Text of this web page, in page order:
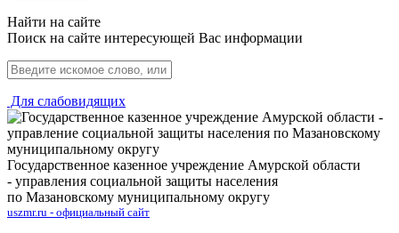
Найти на сайте
Поиск на сайте интересующей Вас информации
Для слабовидящих
Государственное казенное учреждение Амурской области
- управления социальной защиты населения
по Мазановскому муниципальному округу
uszmr.ru - официальный сайт